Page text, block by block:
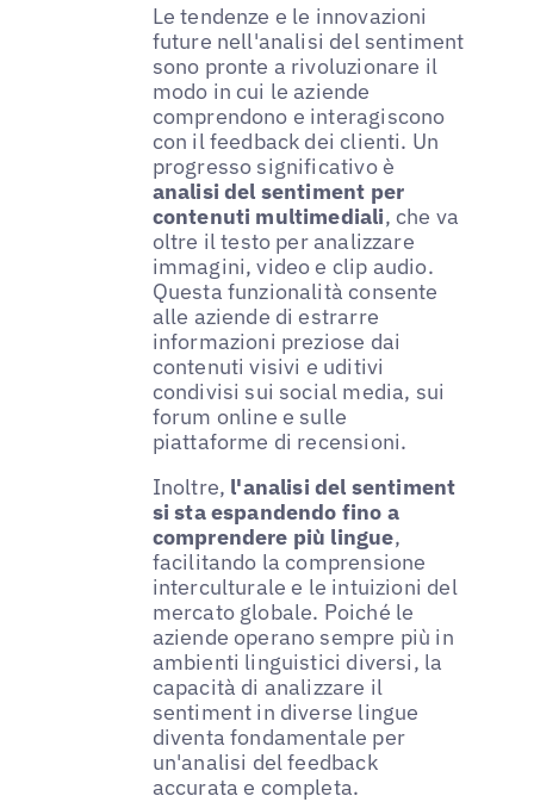
Le tendenze e le innovazioni
future nell'analisi del sentiment
sono pronte a rivoluzionare il
modo in cui le aziende
comprendono e interagiscono
con il feedback dei clienti. Un
progresso significativo è
analisi del sentiment per
contenuti multimediali, che va
oltre il testo per analizzare
immagini, video e clip audio.
Questa funzionalità consente
alle aziende di estrarre
informazioni preziose dai
contenuti visivi e uditivi
condivisi sui social media, sui
forum online e sulle
piattaforme di recensioni.
Inoltre, l'analisi del sentiment
si sta espandendo fino a
comprendere più lingue,
facilitando la comprensione
interculturale e le intuizioni del
mercato globale. Poiché le
aziende operano sempre più in
ambienti linguistici diversi, la
capacità di analizzare il
sentiment in diverse lingue
diventa fondamentale per
un'analisi del feedback
accurata e completa.